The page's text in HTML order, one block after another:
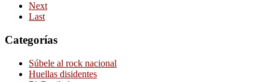
Next
Last
Categorías
Súbele al rock nacional
Huellas disidentes